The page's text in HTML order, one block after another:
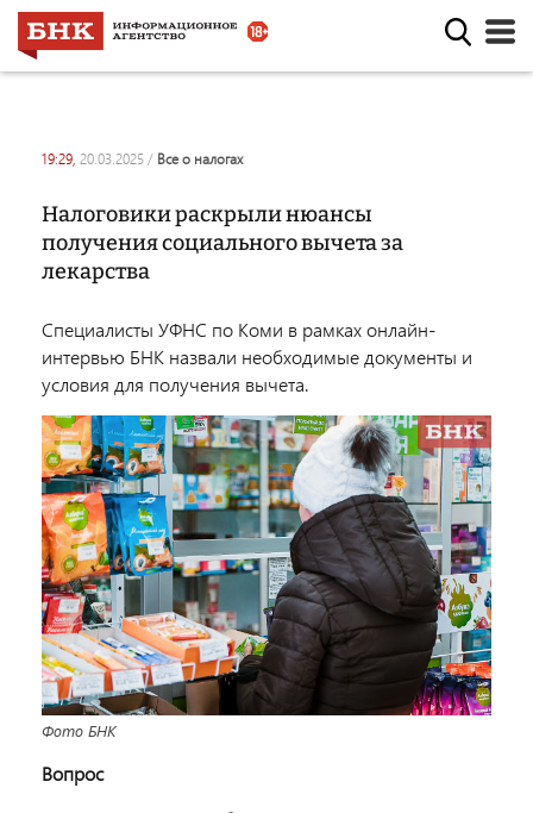
19:29, 20.03.2025 / все о налогах
Налоговики раскрыли нюансы
получения социального вычета за
лекарства
Специалисты УФНС по Коми в рамках онлайн-
интервью БНК назвали необходимые документы и
условия для получения вычета.
Фото БНК
Вопрос